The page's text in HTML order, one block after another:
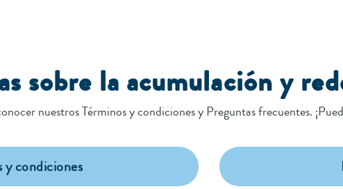
sobre la acumulación y
nuestros Términos y condiciones y Preguntas frecuentes.
y condiciones